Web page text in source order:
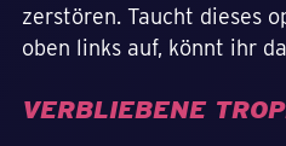
zerstören. Taucht dieses
oben links auf, könnt ihr
VERBLIEBENE